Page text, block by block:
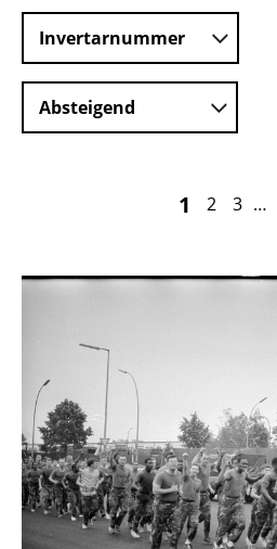
Invertarnummer
Absteigend
1 2 3 …